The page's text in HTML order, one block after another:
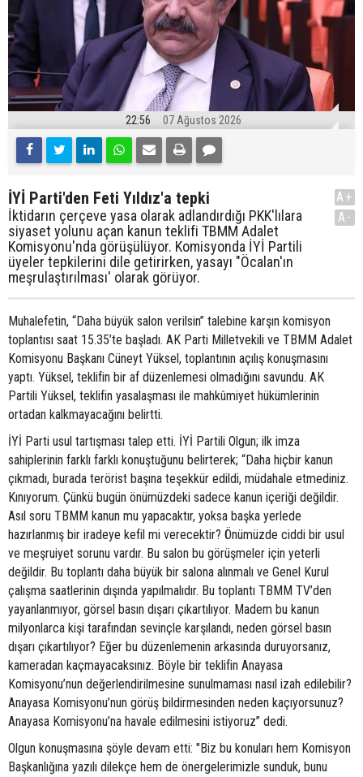
22:56 07 Ağustos 2026
İYİ Parti'den Feti Yıldız'a tepki
İktidarın çerçeve yasa olarak adlandırdığı PKK'lılara
siyaset yolunu açan kanun teklifi TBMM Adalet
Komisyonu'nda görüşülüyor. Komisyonda İYİ Partili
üyeler tepkilerini dile getirirken, yasayı "Öcalan'ın
meşrulaştırılması' olarak görüyor.
A+
A-
Muhalefetin, “Daha büyük salon verilsin” talebine karşın komisyon
toplantısı saat 15.35’te başladı. AK Parti Milletvekili ve TBMM Adalet
Komisyonu Başkanı Cüneyt Yüksel, toplantının açılış konuşmasını
yaptı. Yüksel, teklifin bir af düzenlemesi olmadığını savundu. AK
Partili Yüksel, teklifin yasalaşması ile mahkûmiyet hükümlerinin
ortadan kalkmayacağını belirtti.
İYİ Parti usul tartışması talep etti. İYİ Partili Olgun; ilk imza
sahiplerinin farklı farklı konuştuğunu belirterek; “Daha hiçbir kanun
çıkmadı, burada terörist başına teşekkür edildi, müdahale etmediniz.
Kınıyorum. Çünkü bugün önümüzdeki sadece kanun içeriği değildir.
Asıl soru TBMM kanun mu yapacaktır, yoksa başka yerlede
hazırlanmış bir iradeye kefil mi verecektir? Önümüzde ciddi bir usul
ve meşruiyet sorunu vardır. Bu salon bu görüşmeler için yeterli
değildir. Bu toplantı daha büyük bir salona alınmalı ve Genel Kurul
çalışma saatlerinin dışında yapılmalıdır. Bu toplantı TBMM TV’den
yayanlanmıyor, görsel basın dışarı çıkartılıyor. Madem bu kanun
milyonlarca kişi tarafından sevinçle karşılandı, neden görsel basın
dışarı çıkartılıyor? Eğer bu düzenlemenin arkasında duruyorsanız,
kameradan kaçmayacaksınız. Böyle bir teklifin Anayasa
Komisyonu’nun değerlendirilmesine sunulmaması nasıl izah edilebilir?
Anayasa Komisyonu’nun görüş bildirmesinden neden kaçıyorsunuz?
Anayasa Komisyonu’na havale edilmesini istiyoruz” dedi.
Olgun konuşmasına şöyle devam etti: "Biz bu konuları hem Komisyon
Başkanlığına yazılı dilekçe hem de önergelerimizle sunduk, bunu